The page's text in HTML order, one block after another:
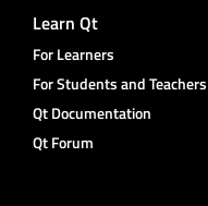
Learn Qt
For Learners
For Students and Teachers
Qt Documentation
Qt Forum